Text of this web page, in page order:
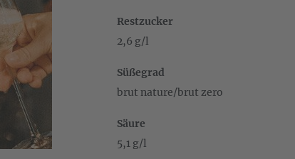
Restzucker
2,6 g/l
Süßegrad
brut nature/brut zero
Säure
5,1 g/l